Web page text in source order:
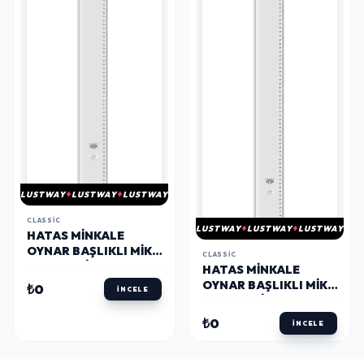
LUSTWAY LUSTWAY LUSTWAY
CLASSIC
HATAS MINKALE
OYNAR BAŞLIKLI MIKA
CM.
₺0 İNCELE
LUSTWAY LUSTWAY LUSTWAY
CLASSIC
HATAS MINKALE
OYNAR BAŞLIKLI MIKA
CM.
₺0 İNCELE